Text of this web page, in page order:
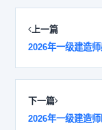
上一篇
2026年一级建造
下一篇
2026年一级建造